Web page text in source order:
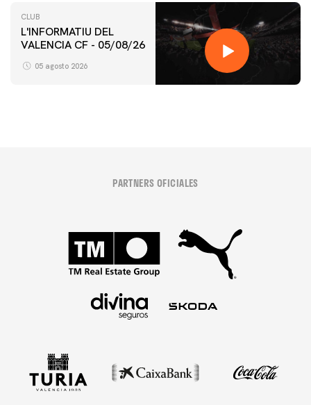
CLUB
L'INFORMATIU DEL
VALENCIA CF - 05/08/26
05 agosto 2026
PARTNERS OFICIALES